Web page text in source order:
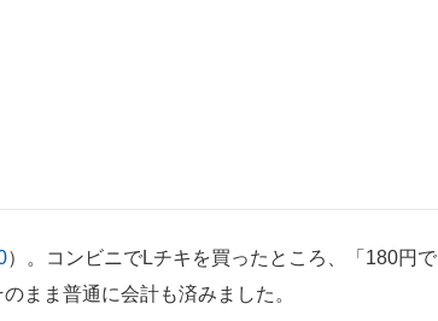
）。コンビニでLチキを買ったところ、「180円で
まま普通に会計も済みました。